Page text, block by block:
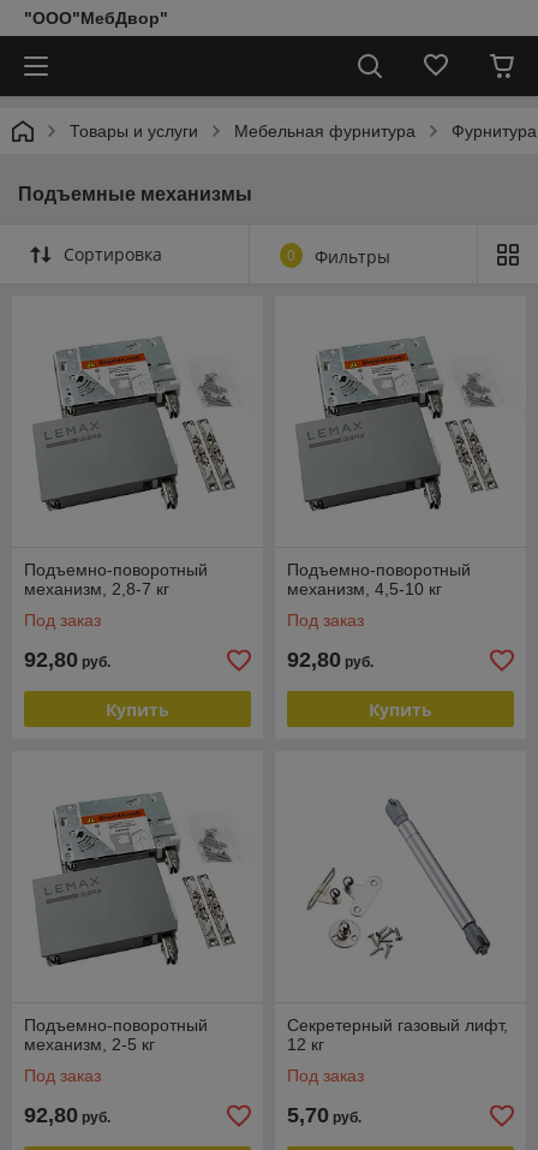
"ООО"МебДвор"
Товары и услуги Мебельная фурнитура
Подъемные механизмы
Сортировка 0 Фильтры
Подъемно-поворотный
механизм, 2,8-7 кг
Под заказ
92,80 руб.
Купить
Подъемно-поворотный
механизм, 4,5-10 кг
Под заказ
92,80 руб.
Купить
Подъемно-поворотный
механизм, 2-5 кг
Под заказ
92,80 руб.
Секретерный газовый лифт,
12 кг
Под заказ
5,70 руб.